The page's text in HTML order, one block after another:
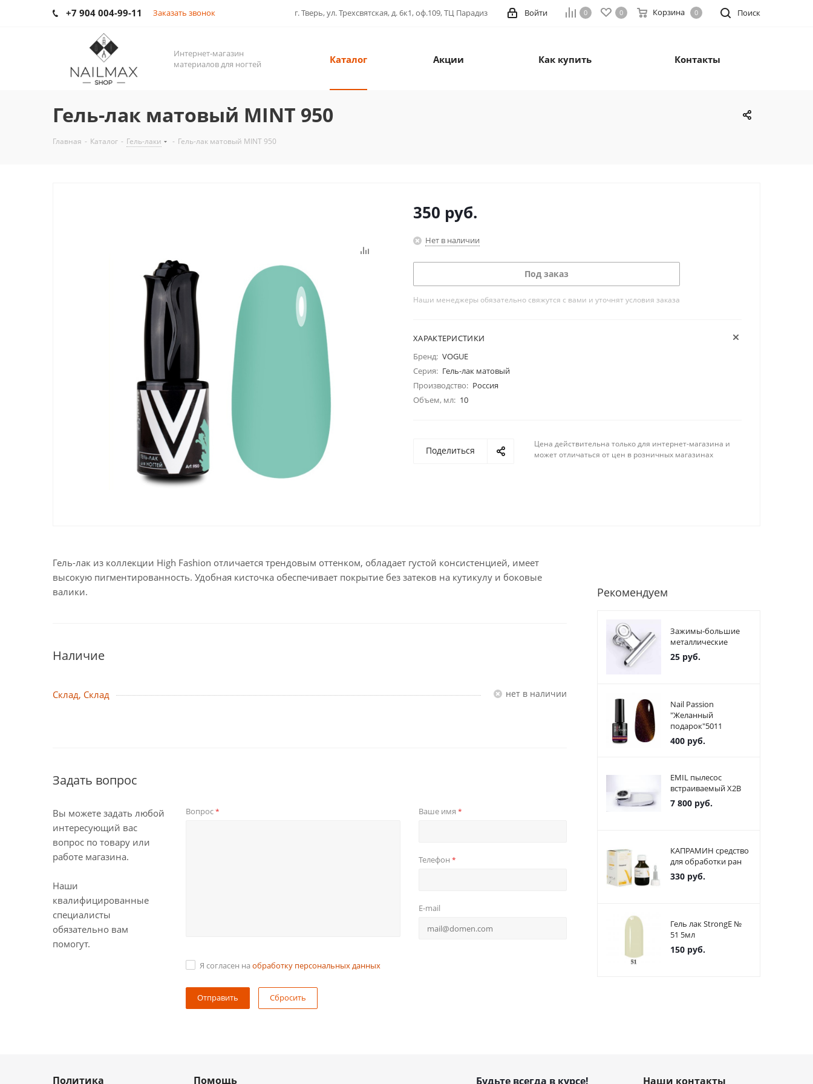
+7 904 004-99-11 Заказать звонок г. Тверь, ул. Трехсвятская, д. 6к1, оф.109, ТЦ Парадиз Поиск
0 0 Корзина 0
Войти
Интернет-магазин
материалов для ногтей
Каталог Акции Как купить Контакты
Гель-лак матовый MINT 950
Главная - Каталог - Гель-лаки - Гель-лак матовый MINT 950
350 руб.
Нет в наличии
Под заказ
Наши менеджеры обязательно свяжутся с вами и уточнят условия заказа
ХАРАКТЕРИСТИКИ
Бренд: VOGUE
Серия: Гель-лак матовый
Производство: Россия
Объем, мл: 10
Поделиться
Цена действительна только для интернет-магазина и
может отличаться от цен в розничных магазинах
Гель-лак из коллекции High Fashion отличается трендовым оттенком, обладает густой консистенцией, имеет
высокую пигментированность. Удобная кисточка обеспечивает покрытие без затеков на кутикулу и боковые
валики.
Наличие
Склад, Склад Нет в наличии
Задать вопрос
Вы можете задать любой
интересующий вас
вопрос по товару или
работе магазина.
Наши
квалифицированные
специалисты
обязательно вам
помогут.
Вопрос* Ваше имя *
Телефон *
E-mail
Я согласен на обработку персональных данных
Сбросить
Рекомендуем
Зажимы-большие
металлические
25 руб.
Nail Passion
"Желанный
подарок"5011
400 руб.
EMIL пылесос
встраиваемый X2В
7 800 руб.
КАПРАМИН средство
для обработки ран
330 руб.
Гель лак StrongE №
51 5мл
150 руб.
Политика Помощь Будьте всегда в курсе! Наши контакты